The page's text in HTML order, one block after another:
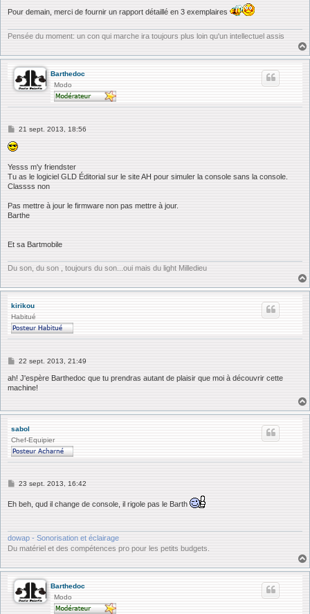
Pour demain, merci de fournir un rapport détaillé en 3 exemplaires
Pensée du moment: un con qui marche ira toujours plus loin qu'un intellectuel assis
Barthedoc
Modo
M
s
s
g
e
21 sept. 2013, 18:56
Yesss m'y friendster
Tu as le logiciel GLD Éditorial sur le site AH pour simuler la console sans la console.
Classss non
Pas mettre à jour le firmware non pas mettre à jour.
Barthe
Et sa Bartmobile
Du son, du son , toujours du son...oui mais du light Milledieu
kirikou
Habitué
M
s
s
e
22 sept. 2013, 21:49
ah! J'espère Barthedoc que tu prendras autant de plaisir que moi à découvrir cette
machine!
sabol
Chef-Equipier
M
s
s
e
23 sept. 2013, 16:42
Eh beh, qud il change de console, il rigole pas le Barth
dowap - Sonorisation et éclairage
Du matériel et des compétences pro pour les petits budgets.
Barthedoc
Modo